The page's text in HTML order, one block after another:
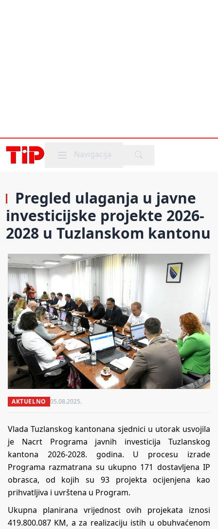
Mobile menu
Navigacija
Pregled ulaganja u javne
investicijske projekte 2026-
2028 u Tuzlanskom kantonu
AKTUELNO 05.08.2025.
Vlada Tuzlanskog kantonana sjednici u utorak usvojila
je Nacrt Programa javnih investicija Tuzlanskog
kantona 2026-2028. godina. U procesu izrade
Programa razmatrana su ukupno 171 dostavljena IP
obrasca, od kojih su 93 projekta ocijenjena kao
prihvatljiva i uvrštena u Program.
Ukupna planirana vrijednost ovih projekata iznosi
419.800.087 KM, a za realizaciju istih u obuhvaćenom